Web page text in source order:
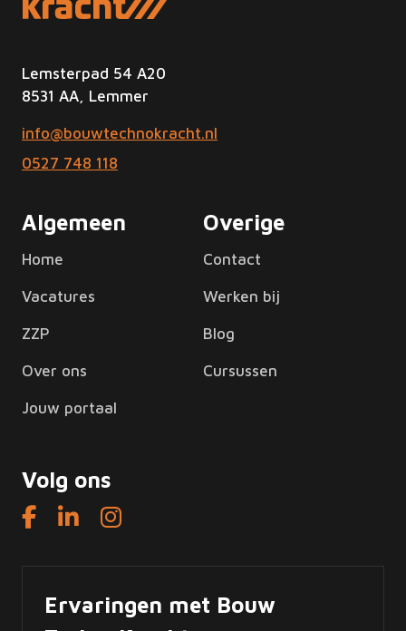
Lemsterpad 54 A20
8531 AA, Lemmer
info@bouwtechnokracht.nl
0527 748 118
Algemeen
Home
Vacatures
ZZP
Over ons
Jouw portaal
Overige
Contact
Werken bij
Blog
Cursussen
Volg ons
Ervaringen met Bouw